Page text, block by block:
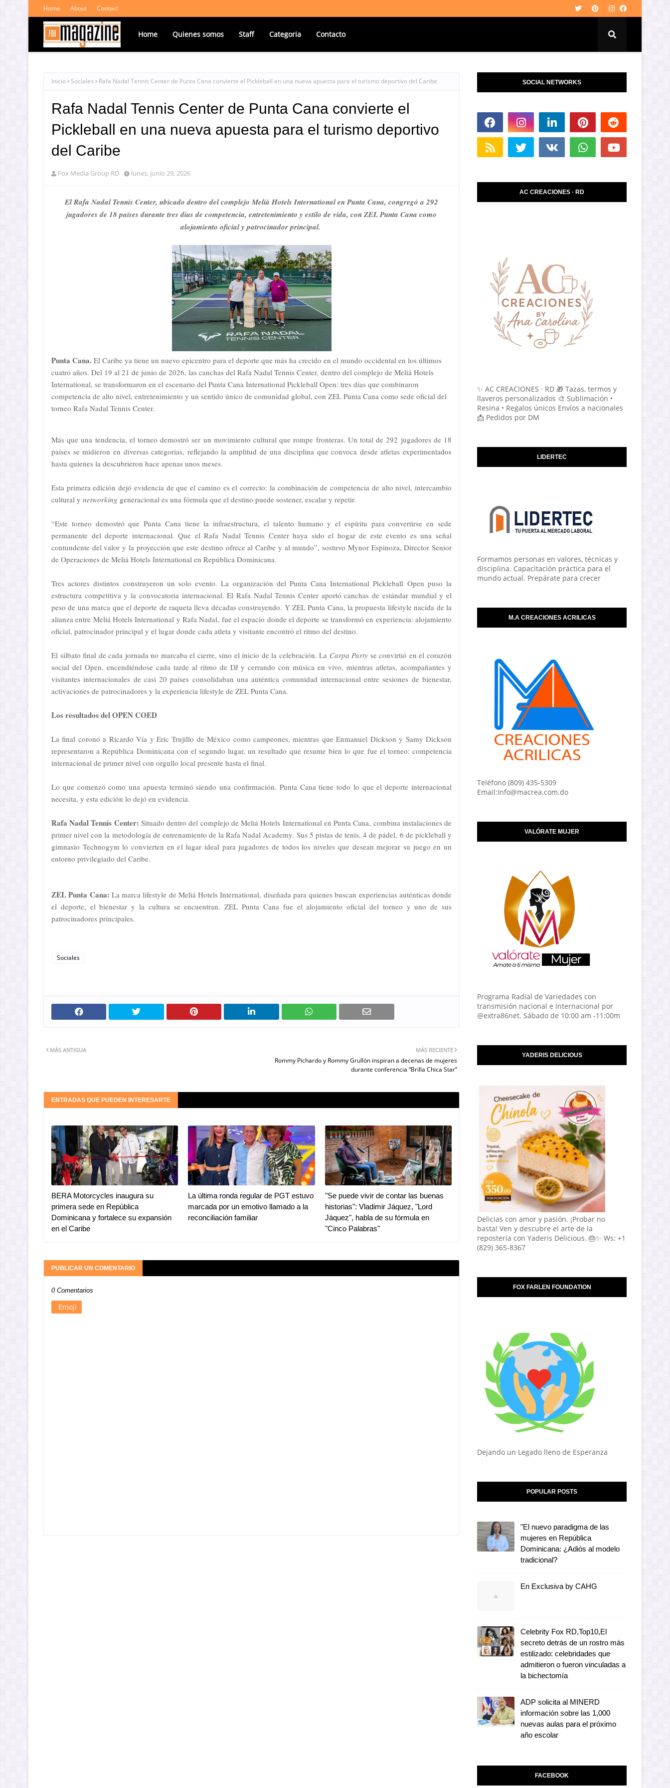
Home About Contact
Home Quienes somos Staff Categoria Contacto
Inicio Sociales Rafa Nadal Tennis Center de Punta Cana convierte el Pickleball en una nueva apuesta para el turismo deportivo del Caribe
Rafa Nadal Tennis Center de Punta Cana convierte el
Pickleball en una nueva apuesta para el turismo deportivo
del Caribe
Fox Media Group RD lunes, junio 29, 2026
El Rafa Nadal Tennis Center, ubicado dentro del complejo Meliá Hotels International en Punta Cana, congregó a 292
jugadores de 18 países durante tres días de competencia, entretenimiento y estilo de vida, con ZEL Punta Cana como
alojamiento oficial y patrocinador principal.
Punta Cana. El Caribe ya tiene un nuevo epicentro para el deporte que más ha crecido en el mundo occidental en los últimos
cuatro años. Del 19 al 21 de junio de 2026, las canchas del Rafa Nadal Tennis Center, dentro del complejo de Meliá Hotels
International, se transformaron en el escenario del Punta Cana International Pickleball Open: tres días que combinaron
competencia de alto nivel, entretenimiento y un sentido único de comunidad global, con ZEL Punta Cana como sede oficial del
torneo Rafa Nadal Tennis Center.
Más que una tendencia, el torneo demostró ser un movimiento cultural que rompe fronteras. Un total de 292 jugadores de 18
países se midieron en diversas categorías, reflejando la amplitud de una disciplina que convoca desde atletas experimentados
hasta quienes la descubrieron hace apenas unos meses.
Esta primera edición dejó evidencia de que el camino es el correcto: la combinación de competencia de alto nivel, intercambio
cultural y networking generacional es una fórmula que el destino puede sostener, escalar y repetir.
“Este torneo demostró que Punta Cana tiene la infraestructura, el talento humano y el espíritu para convertirse en sede
permanente del deporte internacional. Que el Rafa Nadal Tennis Center haya sido el hogar de este evento es una señal
contundente del valor y la proyección que este destino ofrece al Caribe y al mundo”, sostuvo Mynor Espinoza, Director Senior
de Operaciones de Meliá Hotels International en República Dominicana.
Tres actores distintos construyeron un solo evento. La organización del Punta Cana International Pickleball Open puso la
estructura competitiva y la convocatoria internacional. El Rafa Nadal Tennis Center aportó canchas de estándar mundial y el
peso de una marca que el deporte de raqueta lleva décadas construyendo. Y ZEL Punta Cana, la propuesta lifestyle nacida de la
alianza entre Meliá Hotels International y Rafa Nadal, fue el espacio donde el deporte se transformó en experiencia: alojamiento
oficial, patrocinador principal y el lugar donde cada atleta y visitante encontró el ritmo del destino.
El silbato final de cada jornada no marcaba el cierre, sino el inicio de la celebración. La Carpa Party se convirtió en el corazón
social del Open, encendiéndose cada tarde al ritmo de DJ y cerrando con música en vivo, mientras atletas, acompañantes y
visitantes internacionales de casi 20 países consolidaban una auténtica comunidad internacional entre sesiones de bienestar,
activaciones de patrocinadores y la experiencia lifestyle de ZEL Punta Cana.
Los resultados del OPEN COED
La final coronó a Ricardo Vía y Eric Trujillo de México como campeones, mientras que Enmanuel Dickson y Samy Dickson
representaron a República Dominicana con el segundo lugar, un resultado que resume bien lo que fue el torneo: competencia
internacional de primer nivel con orgullo local presente hasta el final.
Lo que comenzó como una apuesta terminó siendo una confirmación. Punta Cana tiene todo lo que el deporte internacional
necesita, y esta edición lo dejó en evidencia.
Rafa Nadal Tennis Center: Situado dentro del complejo de Meliá Hotels International en Punta Cana, combina instalaciones de
primer nivel con la metodología de entrenamiento de la Rafa Nadal Academy. Sus 5 pistas de tenis, 4 de pádel, 6 de pickleball y
gimnasio Technogym lo convierten en el lugar ideal para jugadores de todos los niveles que desean mejorar su juego en un
entorno privilegiado del Caribe.
ZEL Punta Cana: La marca lifestyle de Meliá Hotels International, diseñada para quienes buscan experiencias auténticas donde
el deporte, el bienestar y la cultura se encuentran. ZEL Punta Cana fue el alojamiento oficial del torneo y uno de sus
patrocinadores principales.
Sociales
MÁS RECIENTE
Rommy Pichardo y Rommy Grullón inspiran a decenas de mujeres
durante conferencia “Brilla Chica Star”
MÁS ANTIGUA
ENTRADAS QUE PUEDEN INTERESARTE
BERA Motorcycles inaugura su
primera sede en República
Dominicana y fortalece su expansión
en el Caribe
La última ronda regular de PGT estuvo
marcada por un emotivo llamado a la
reconciliación familiar
"Se puede vivir de contar las buenas
historias": Vladimir Jáquez, "Lord
Jáquez", habla de su fórmula en
"Cinco Palabras"
PUBLICAR UN COMENTARIO
0 Comentarios
Emoji
SOCIAL NETWORKS
AC CREACIONES · RD
✨ AC CREACIONES · RD 🎁 Tazas, termos y
llaveros personalizados 🎨 Sublimación •
Resina • Regalos únicos Envíos a nacionales
📩 Pedidos por DM
LIDERTEC
Formamos personas en valores, técnicas y
disciplina. Capacitación práctica para el
mundo actual. Prepárate para crecer
M.A CREACIONES ACRILICAS
Teléfono (809) 435-5309
Email:Info@macrea.com.do
VALÓRATE MUJER
Programa Radial de Variedades con
transmisión nacional e Internacional por
@extra86net. Sábado de 10:00 am -11:00m
YADERIS DELICIOUS
Delicias con amor y pasión. ¡Probar no
basta! Ven y descubre el arte de la
repostería con Yaderis Delicious. 🎂✨ Ws: +1
(829) 365-8367
FOX FARLEN FOUNDATION
Dejando un Legado lleno de Esperanza
POPULAR POSTS
"El nuevo paradigma de las
mujeres en República
Dominicana: ¿Adiós al modelo
tradicional?
En Exclusiva by CAHG
Celebrity Fox RD,Top10,El
secreto detrás de un rostro más
estilizado: celebridades que
admitieron o fueron vinculadas a
la bichectomía
ADP solicita al MINERD
información sobre las 1,000
nuevas aulas para el próximo
año escolar
FACEBOOK